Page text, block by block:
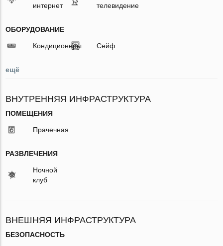
интернет
телевидение
ОБОРУДОВАНИЕ
Кондиционеры Сейф
ещё
ВНУТРЕННЯЯ ИНФРАСТРУКТУРА
ПОМЕЩЕНИЯ
Прачечная
РАЗВЛЕЧЕНИЯ
Ночной
клуб
ВНЕШНЯЯ ИНФРАСТРУКТУРА
БЕЗОПАСНОСТЬ